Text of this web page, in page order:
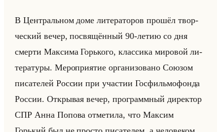
В Цен­тральном доме ли­те­ра­то­ров про­шёл твор­
че­ский вечер, по­свя­щён­ный 90-летию со дня
смер­ти Мак­си­ма Горько­го, клас­си­ка ми­ро­вой ли­
те­ра­ту­ры. Ме­ро­при­ятие ор­га­ни­зо­ва­но Со­юзом
пи­са­те­лей Рос­сии при уча­стии Гос­фильмо­фон­да
Рос­сии. От­кры­вая вечер, про­грамм­ный ди­рек­тор
СПР Анна По­по­ва от­ме­ти­ла, что Мак­сим